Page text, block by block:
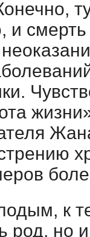
смерть
к
род, но